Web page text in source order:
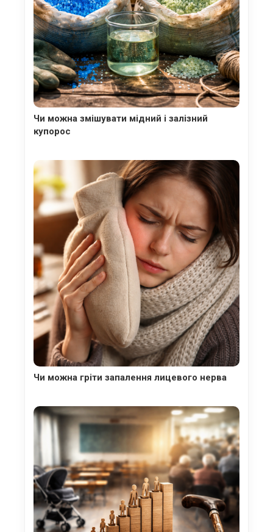
Чи можна змішувати мідний і залізний
купорос
Чи можна гріти запалення лицевого нерва